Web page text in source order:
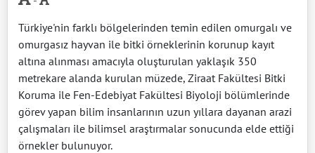
Türkiye'nin farklı bölgelerinden temin edilen omurgalı ve
omurgasız hayvan ile bitki örneklerinin korunup kayıt
altına alınması amacıyla oluşturulan yaklaşık 350
metrekare alanda kurulan müzede, Ziraat Fakültesi Bitki
Koruma ile Fen-Edebiyat Fakültesi Biyoloji bölümlerinde
görev yapan bilim insanlarının uzun yıllara dayanan arazi
çalışmaları ile bilimsel araştırmalar sonucunda elde ettiği
örnekler bulunuyor.